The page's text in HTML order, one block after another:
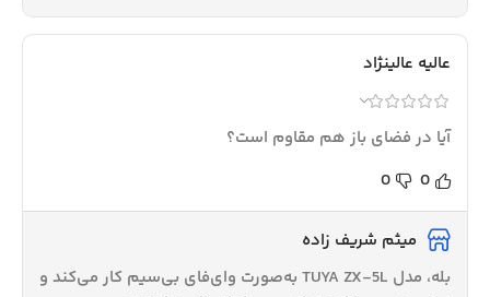
عالیه عالینژاد
آیا در فضای باز هم مقاوم است؟
0
0
میثم شریف زاده
بله، مدل TUYA ZX-5L به‌صورت وای‌فای بی‌سیم کار می‌کند و